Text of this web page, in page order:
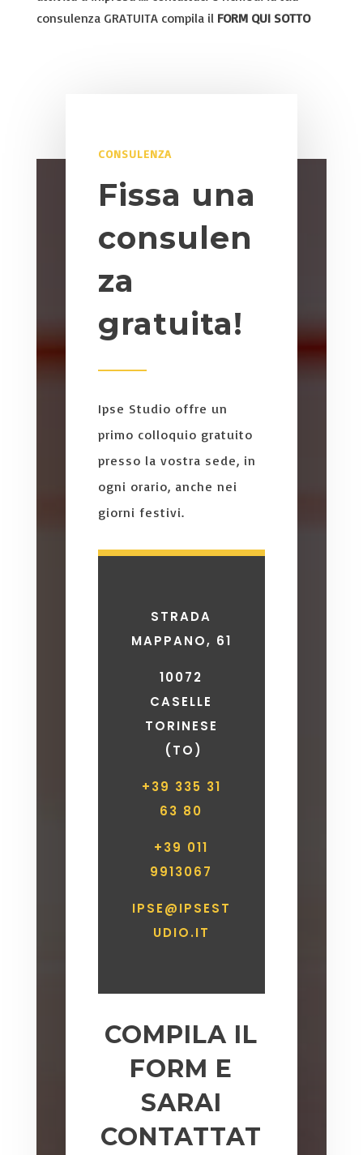
consulenza GRATUITA compila il FORM QUI SOTTO
CONSULENZA
Fissa una
consulen
za
gratuita!
Ipse Studio offre un
primo colloquio gratuito
presso la vostra sede, in
ogni orario, anche nei
giorni festivi.
STRADA
MAPPANO, 61
10072
CASELLE
TORINESE
(TO)
+39 335 31
63 80
+39 011
9913067
IPSE@IPSEST
UDIO.IT
COMPILA IL
FORM E
SARAI
CONTATTAT